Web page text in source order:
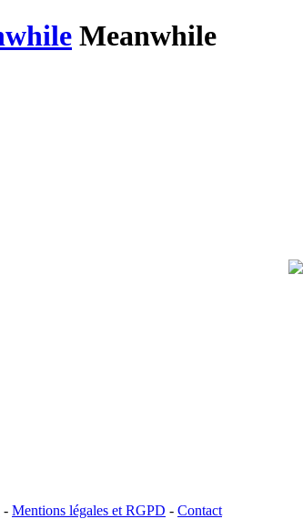
Meanwhile
- Mentions légales et RGPD - Contact